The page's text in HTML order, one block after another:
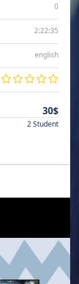
0
2:22:35
english
30$
2 Student